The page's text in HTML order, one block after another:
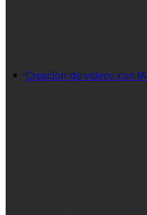
Creación de vídeos con IA